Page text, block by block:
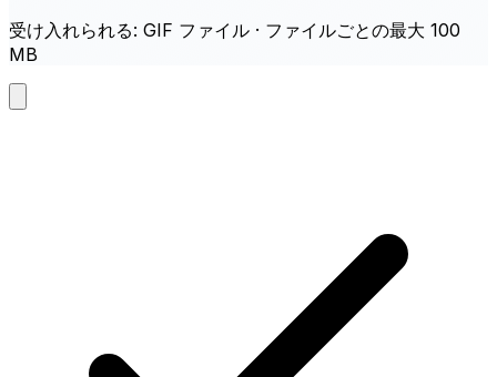
受け入れられる: GIF ファイル · ファイルごとの最大 100
MB